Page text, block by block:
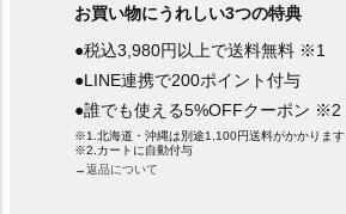
お買い物にうれしい3つの特典
●税込3,980円以上で送料無料 ※1
●LINE連携で200ポイント付与
●誰でも使える5%OFFクーポン ※2
※1.北海道・沖縄は別途1,100円送料がかかります
※2.カートに自動付与
→返品について